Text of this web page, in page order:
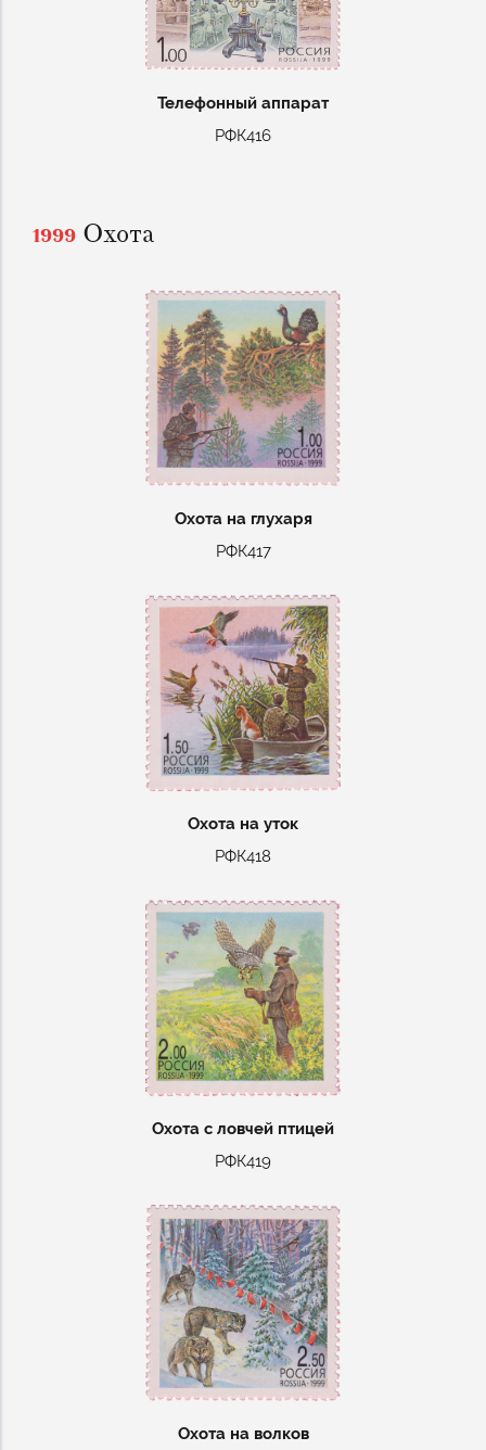
Телефонный аппарат
РФК416
1999 Охота
Охота на глухаря
РФК417
Охота на уток
РФК418
Охота с ловчей птицей
РФК419
Охота на волков